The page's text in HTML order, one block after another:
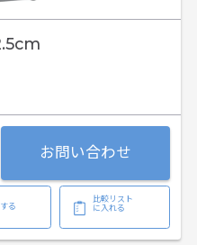
お問い合わせ
る
比較リスト
に入れる